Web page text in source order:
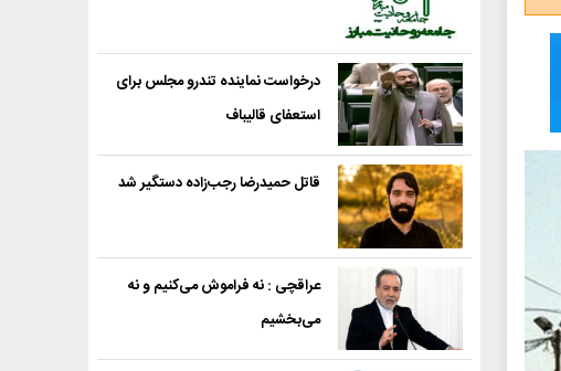
درخواست نماینده تندرو مجلس برای
استعفای قالیباف
قاتل حمیدرضا رجب‌زاده دستگیر شد
عراقچی : نه فراموش می‌کنیم و نه
می‌بخشیم